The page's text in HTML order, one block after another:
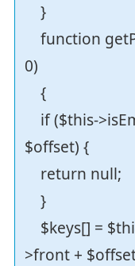
}
function
0)
{
if ($this-
$offset) {
return null;
}
$keys[] =
>front +